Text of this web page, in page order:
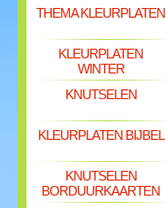
THEMA KLEURPLATEN
KLEURPLATEN
WINTER
KNUTSELEN
KLEURPLATEN BIJBEL
KNUTSELEN
BORDUURKAARTEN